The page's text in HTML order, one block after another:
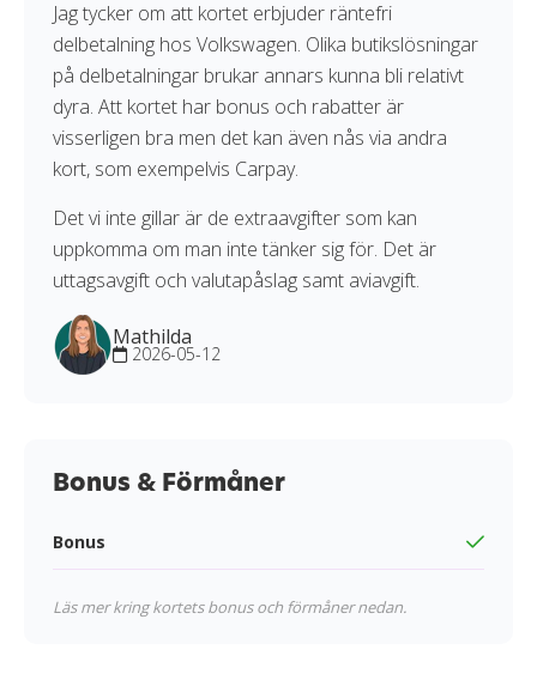
Jag tycker om att kortet erbjuder räntefri
delbetalning hos Volkswagen. Olika butikslösningar
på delbetalningar brukar annars kunna bli relativt
dyra. Att kortet har bonus och rabatter är
visserligen bra men det kan även nås via andra
kort, som exempelvis Carpay.
Det vi inte gillar är de extraavgifter som kan
uppkomma om man inte tänker sig för. Det är
uttagsavgift och valutapåslag samt aviavgift.
Mathilda
2026-05-12
Bonus & Förmåner
Bonus
Läs mer kring kortets bonus och förmåner nedan.